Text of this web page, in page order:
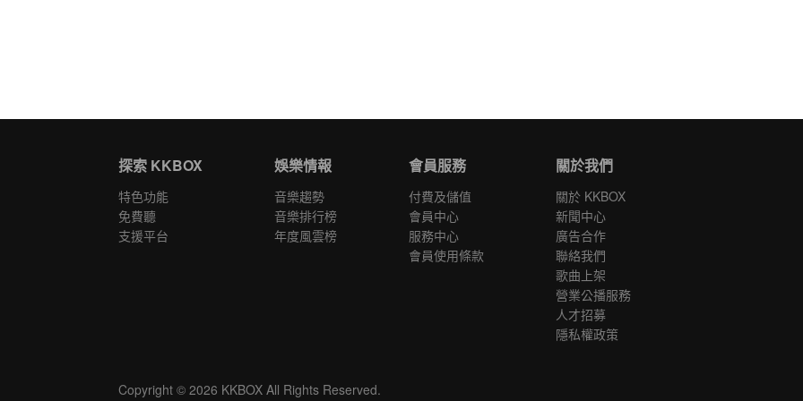
探索 KKBOX
特色功能
免費聽
支援平台
娛樂情報
音樂趨勢
音樂排行榜
年度風雲榜
會員服務
付費及儲值
會員中心
服務中心
會員使用條款
關於我們
關於 KKBOX
新聞中心
廣告合作
聯絡我們
歌曲上架
營業公播服務
人才招募
隱私權政策
Copyright © 2026 KKBOX All Rights Reserved.